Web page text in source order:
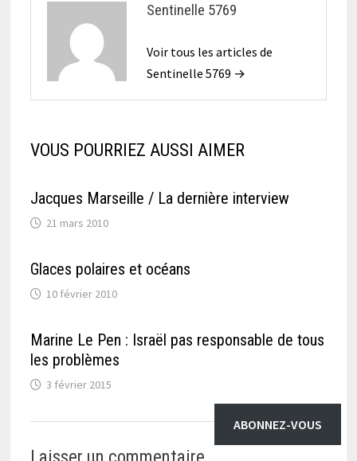
Sentinelle 5769
Voir tous les articles de
Sentinelle 5769 →
VOUS POURRIEZ AUSSI AIMER
Jacques Marseille / La dernière interview
21 mars 2010
Glaces polaires et océans
10 février 2010
Marine Le Pen : Israël pas responsable de tous
les problèmes
3 février 2015
ABONNEZ-VOUS